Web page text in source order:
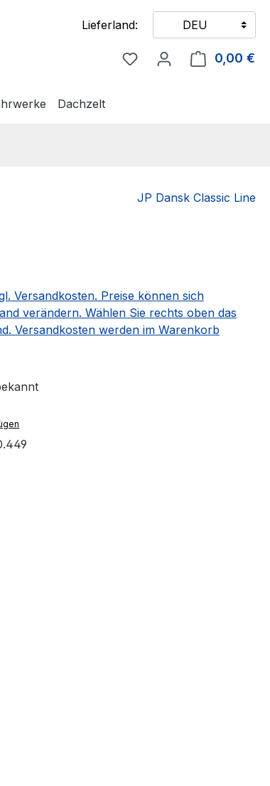
Lieferland: DEU
Du hast 0 Produkte
0,00 €
Dachzelt
JP Dansk Classic Line
Versandkosten. Preise können sich
verändern. Wählen Sie rechts oben das
Versandkosten werden im Warenkorb